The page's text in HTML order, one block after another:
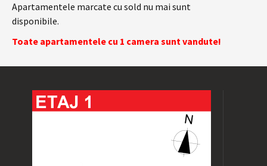
Apartamentele marcate cu sold nu mai sunt
disponibile.
Toate apartamentele cu 1 camera sunt vandute!